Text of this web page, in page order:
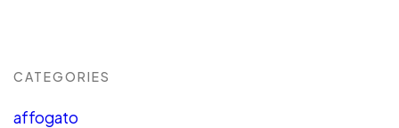
CATEGORIES
affogato